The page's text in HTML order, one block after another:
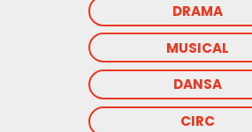
DRAMA
MUSICAL
DANSA
CIRC